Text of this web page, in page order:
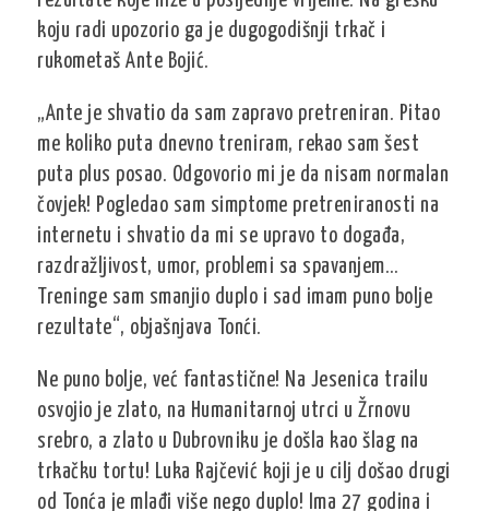
koju radi upozorio ga je dugogodišnji trkač i
rukometaš Ante Bojić.
„Ante je shvatio da sam zapravo pretreniran. Pitao
me koliko puta dnevno treniram, rekao sam šest
puta plus posao. Odgovorio mi je da nisam normalan
čovjek! Pogledao sam simptome pretreniranosti na
internetu i shvatio da mi se upravo to događa,
razdražljivost, umor, problemi sa spavanjem…
Treninge sam smanjio duplo i sad imam puno bolje
rezultate“, objašnjava Tonći.
Ne puno bolje, već fantastične! Na Jesenica trailu
osvojio je zlato, na Humanitarnoj utrci u Žrnovu
srebro, a zlato u Dubrovniku je došla kao šlag na
trkačku tortu! Luka Rajčević koji je u cilj došao drugi
od Tonća je mlađi više nego duplo! Ima 27 godina i